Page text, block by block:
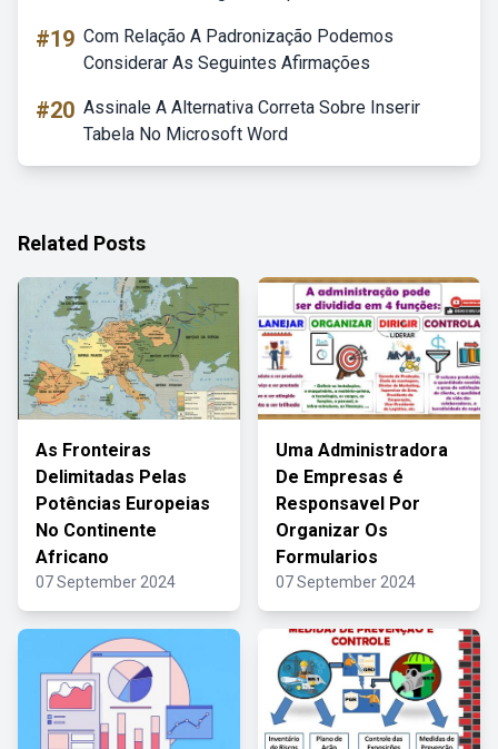
#19 Com Relação A Padronização Podemos
Considerar As Seguintes Afirmações
#20 Assinale A Alternativa Correta Sobre Inserir
Tabela No Microsoft Word
Related Posts
As Fronteiras
Delimitadas Pelas
Potências Europeias
No Continente
Africano
07 September 2024
Uma Administradora
De Empresas é
Responsavel Por
Organizar Os
Formularios
07 September 2024